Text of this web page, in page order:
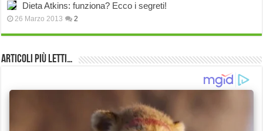
Dieta Atkins: funziona? Ecco i segreti!
26 Marzo 2013 2
Articoli più Letti…